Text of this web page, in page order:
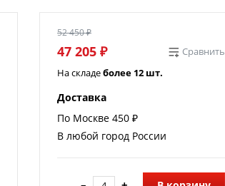
52 450 ₽
47 205 ₽
Сравнить
На складеболее 12 шт.
Доставка
По Москве 450 ₽
В любой город России